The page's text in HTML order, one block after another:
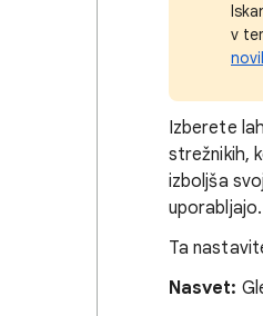
v
Izberete
strežnikih,
izboljša
uporabljajo.
Ta
Nasvet: